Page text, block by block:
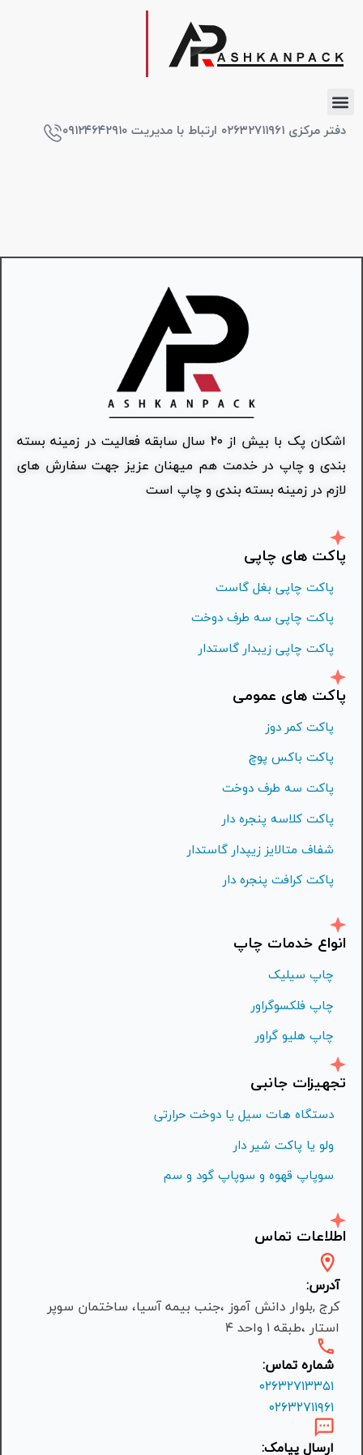
دفتر مرکزی ۰۲۶۳۲۷۱۱۹۶۱ ارتباط با مدیریت ۰۹۱۲۴۶۴۲۹۱۰
اشکان پک با بیش از ۲۰ سال سابقه فعالیت در زمینه بسته
بندی و چاپ در خدمت هم میهنان عزیز جهت سفارش های
لازم در زمینه بسته بندی و چاپ است
پاکت های چاپی
پاکت چاپی بغل گاست
پاکت چاپی سه طرف دوخت
پاکت چاپی زیبدار گاستدار
پاکت های عمومی
پاکت کمر دوز
پاکت باکس پوچ
پاکت سه طرف دوخت
پاکت کلاسه پنجره دار
شفاف متالايز زيپدار گاستدار
پاکت کرافت پنجره دار
انواع خدمات چاپ
چاپ سیلیک
چاپ فلكسوگراور
چاپ هليو گراور
تجهیزات جانبی
دستگاه هات سیل یا دوخت حرارتی
ولو یا پاکت شیر دار
سوپاپ قهوه و سوپاپ گود و سم
اطلاعات تماس
آدرس:
کرج ,بلوار دانش آموز ،جنب بیمه آسیا، ساختمان سوپر
استار ،طبقه ۱ واحد ۴
شماره تماس:
۰۲۶۳۲۷۱۳۳۵۱
۰۲۶۳۲۷۱۱۹۶۱
ارسال پیامک: